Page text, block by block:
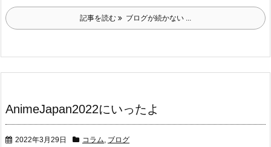
記事を読む ブログが続かない ...
AnimeJapan2022にいったよ
2022年3月29日 コラム, ブログ